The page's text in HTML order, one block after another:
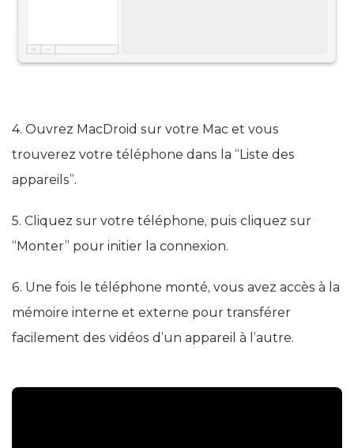
4. Ouvrez MacDroid sur votre Mac et vous
trouverez votre téléphone dans la “Liste des
5. Cliquez sur votre téléphone, puis cliquez sur
6. Une fois le téléphone monté, vous avez accès à la
mémoire interne et externe pour transférer